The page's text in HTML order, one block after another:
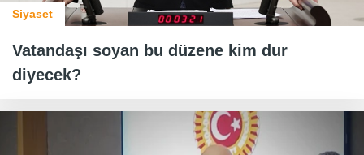
Siyaset
Vatandaşı soyan bu düzene kim dur
diyecek?